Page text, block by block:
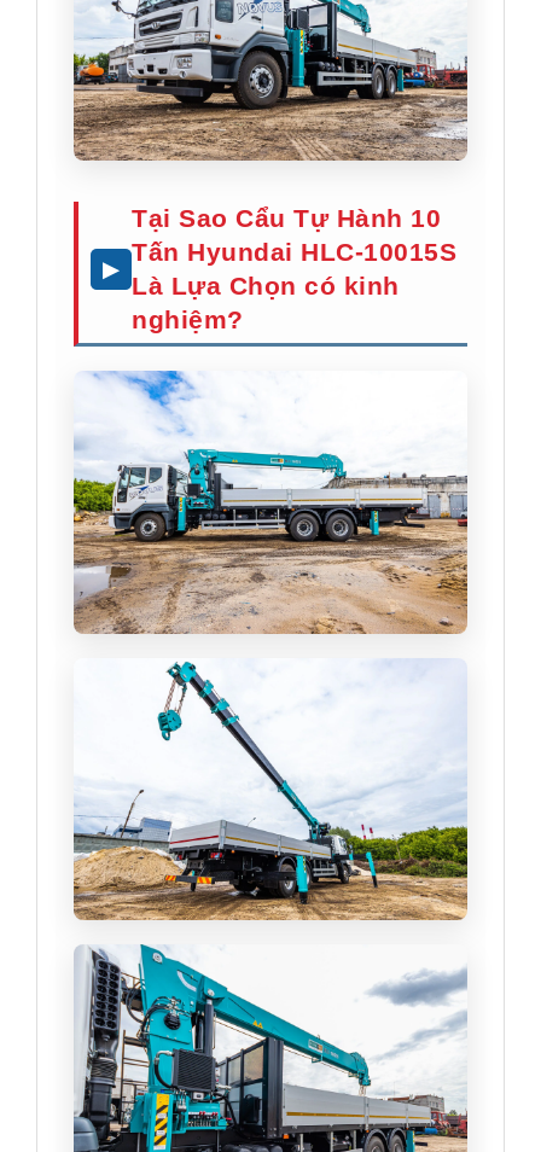
Tại Sao Cẩu Tự Hành 10
Tấn Hyundai HLC-10015S
Là Lựa Chọn có kinh
nghiệm?